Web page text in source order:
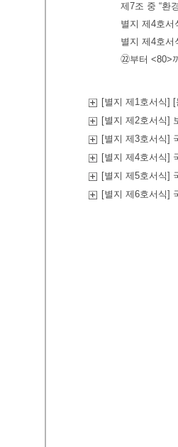
제7조 중 “환
별지 제4호서
별지 제4호서
㉒부터 <80>
[별지 제1호서식]
[별지 제2호서식]
[별지 제3호서식]
[별지 제4호서식]
[별지 제5호서식]
[별지 제6호서식]